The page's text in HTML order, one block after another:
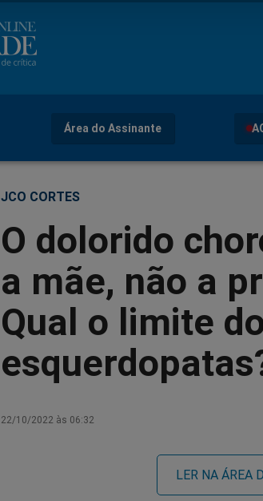
Área do Assinante
JCO CORTES
O dolorido
a mãe, não a
Qual o limite
22/10/2022 às 06:32
LER NA ÁREA